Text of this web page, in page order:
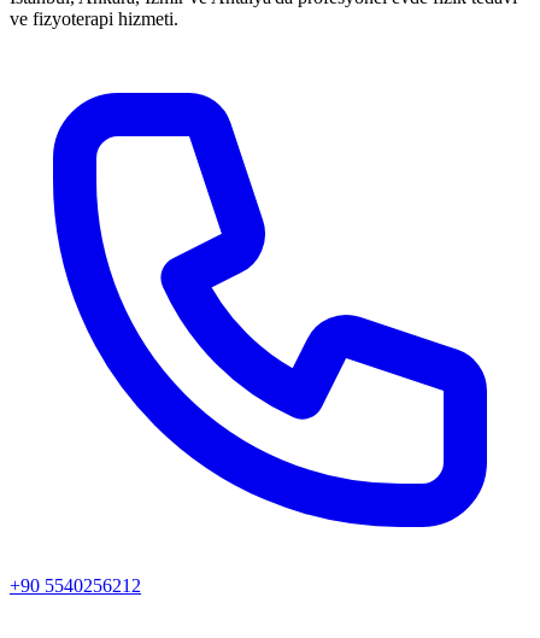
ve fizyoterapi hizmeti.
+90 5540256212